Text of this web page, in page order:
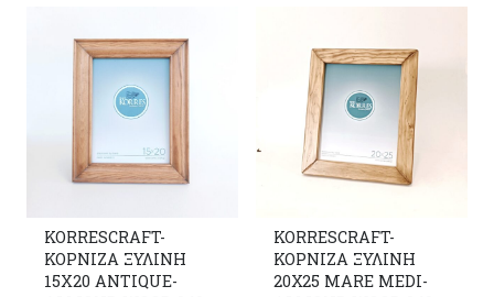
KORRESCRAFT-
ΚΟΡΝΙΖΑ ΞΥΛΙΝΗ
15X20 ANTIQUE-
KORRESCRAFT-
ΚΟΡΝΙΖΑ ΞΥΛΙΝΗ
20Χ25 MARE MEDI-